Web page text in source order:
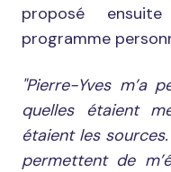
proposé
programme
"Pierre-Yves m’a
quelles étaient
étaient les
permettent de